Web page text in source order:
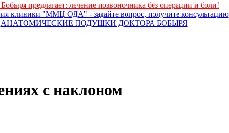
предлагает: лечение позвоночника без операции и боли!
клиники "ММЦ ОДА" - задайте вопрос, получите консультацию
АНАТОМИЧЕСКИЕ ПОДУШКИ ДОКТОРА БОБЫРЯ
с наклоном